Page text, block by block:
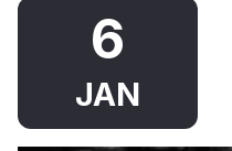
6
JAN